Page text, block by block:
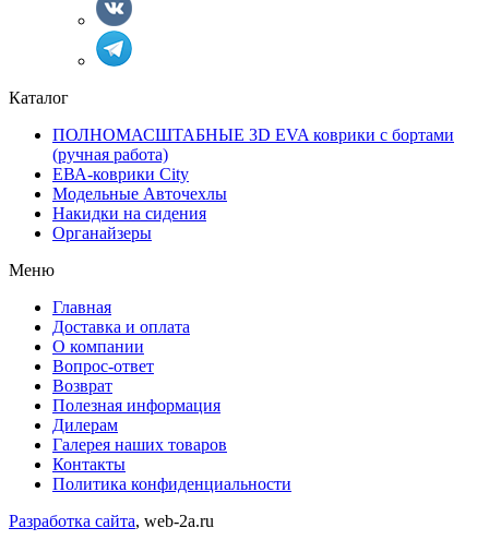
Каталог
ПОЛНОМАСШТАБНЫЕ 3D EVA коврики с бортами
(ручная работа)
ЕВА-коврики City
Модельные Авточехлы
Накидки на сидения
Органайзеры
Меню
Главная
Доставка и оплата
О компании
Вопрос-ответ
Возврат
Полезная информация
Дилерам
Галерея наших товаров
Контакты
Политика конфиденциальности
Разработка сайта, web-2a.ru